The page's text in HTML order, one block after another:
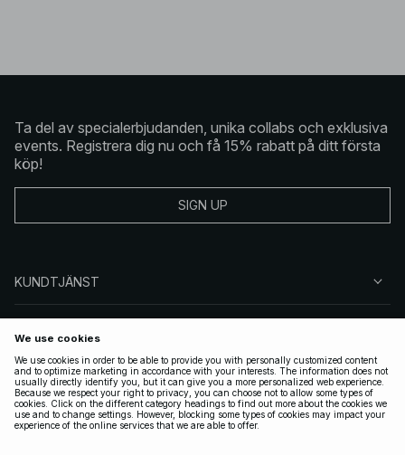
Ta del av specialerbjudanden, unika collabs och exklusiva
events. Registrera dig nu och få 15% rabatt på ditt första
köp!
SIGN UP
KUNDTJÄNST
FÖLJ OSS
JURIDISKT